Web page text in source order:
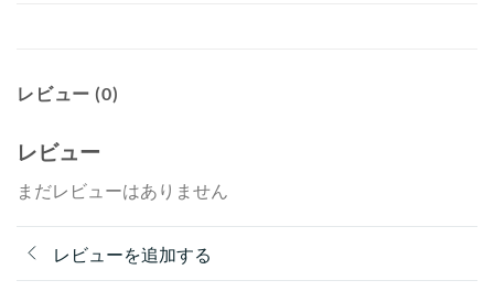
レビュー (0)
レビュー
まだレビューはありません
レビューを追加する